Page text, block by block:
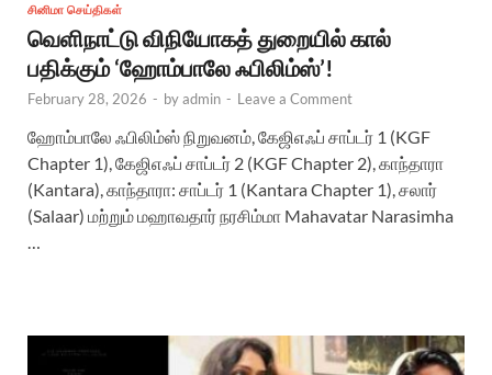
சினிமா செய்திகள்
வெளிநாட்டு விநியோகத் துறையில் கால்
பதிக்கும் ‘ஹோம்பாலே ஃபிலிம்ஸ்’!
February 28, 2026 - byadmin - Leave a Comment
ஹோம்பாலே ஃபிலிம்ஸ் நிறுவனம், கேஜிஎஃப் சாப்டர் 1 (KGF
Chapter 1), கேஜிஎஃப் சாப்டர் 2 (KGF Chapter 2), காந்தாரா
(Kantara), காந்தாரா: சாப்டர் 1 (Kantara Chapter 1), சலார்
(Salaar) மற்றும் மஹாவதார் நரசிம்மா Mahavatar Narasimha
…